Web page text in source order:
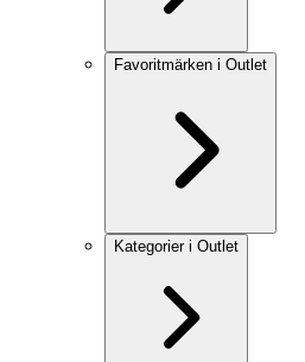
Favoritmärken i Outlet
Kategorier i Outlet